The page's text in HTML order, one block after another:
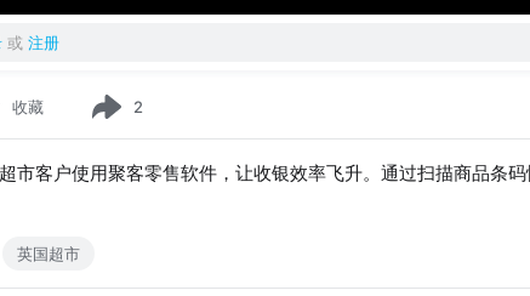
或 注册
收藏 2
市客户使用聚客零售软件，让收银效率飞升。通过扫描商品条
英国超市